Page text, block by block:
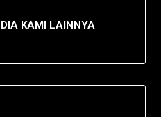
KAMI LAINNYA